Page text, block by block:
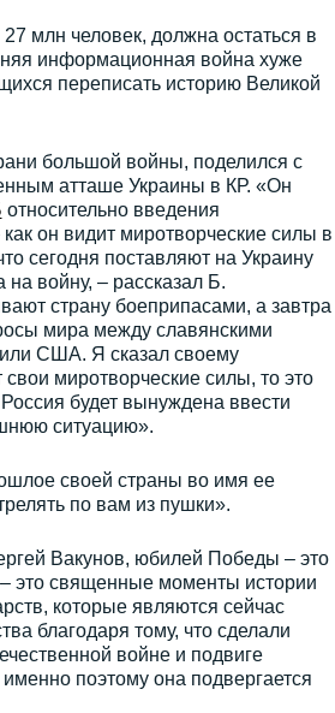
млн человек, должна остаться в
информационная война хуже
переписать историю Великой
большой войны, поделился с
атташе Украины в КР. «Он
относительно введения
он видит миротворческие силы в
сегодня поставляют на Украину
войну, – рассказал Б.
страну боеприпасами, а завтра
мира между славянскими
США. Я сказал своему
миротворческие силы, то это
будет вынуждена ввести
ситуацию».
своей страны во имя ее
по вам из пушки».
Вакунов, юбилей Победы – это
это священные моменты истории
которые являются сейчас
благодаря тому, что сделали
войне и подвиге
поэтому она подвергается